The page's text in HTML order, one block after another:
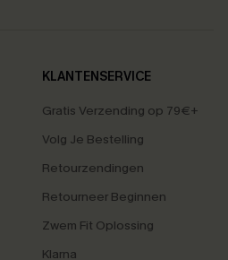
KLANTENSERVICE
Gratis Verzending op 79€+
Volg Je Bestelling
Retourzendingen
Retourneer Beginnen
Zwem Fit Oplossing
Klarna